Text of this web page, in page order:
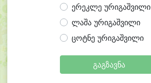
ერეკლე ურიგაშვილი
ლაშა ურიგაშვილი
ცოტნე ურიგაშვილი
გაგზავნა